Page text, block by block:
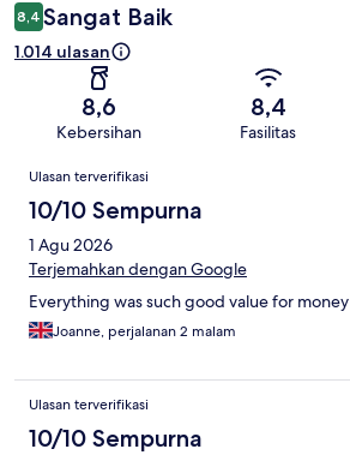
8,4 Sangat Baik
1.014 ulasan
8,6
Kebersihan
8,4
Fasilitas
Ulasan
Ulasan terverifikasi
10/10 Sempurna
1 Agu 2026
Terjemahkan dengan Google
Everything was such good value for money
Joanne, perjalanan 2 malam
Ulasan terverifikasi
10/10 Sempurna